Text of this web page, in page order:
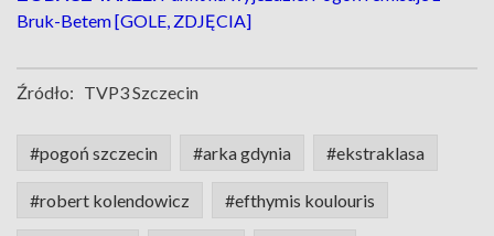
Bruk-Betem [GOLE, ZDJĘCIA]
Źródło: TVP3 Szczecin
#pogoń szczecin #arka gdynia #ekstraklasa
#robert kolendowicz #efthymis koulouris